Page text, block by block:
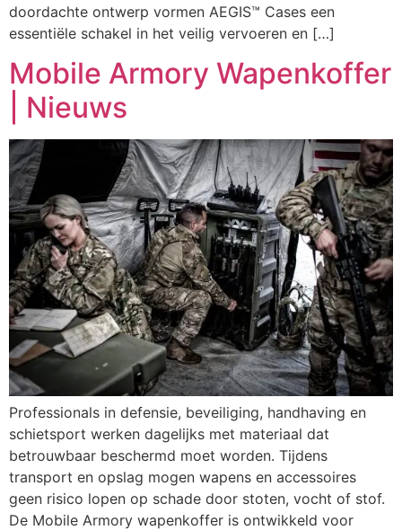
doordachte ontwerp vormen AEGIS™ Cases een
essentiële schakel in het veilig vervoeren en […]
Mobile Armory Wapenkoffer
| Nieuws
Professionals in defensie, beveiliging, handhaving en
schietsport werken dagelijks met materiaal dat
betrouwbaar beschermd moet worden. Tijdens
transport en opslag mogen wapens en accessoires
geen risico lopen op schade door stoten, vocht of stof.
De Mobile Armory wapenkoffer is ontwikkeld voor